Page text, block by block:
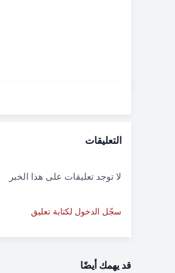
التعليقات
لا توجد تعليقات على هذا الخبر
سجّل الدخول لكتابة تعليق
قد يهمك أيضًا